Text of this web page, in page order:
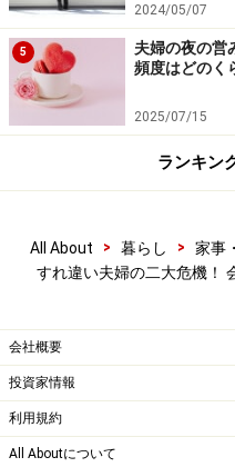
セックスレスを防
離婚の原因にもな
セックスレスを防ぐには
セックスレスが原因です
ントから説明します。
リンク： セックスレスが離婚の原因にな
執筆ガイド 岡野
2024/05/07
5
夫婦の夜の営
頻度はどのく
2025/07/15
ランキン
All About > 暮らし > 家事
すれ違い夫婦の二大危機！
会社概要
投資家情報
利用規約
All Aboutについて